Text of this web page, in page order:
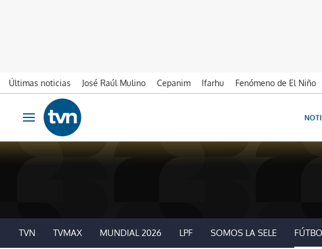
Últimas noticias José Raúl Mulino Cepanim Ifarhu Fenómeno de El Niño
Ir al contenido
Obrir navegació
TVN TVMAX MUNDIAL 2026 LPF SOMOS LA SELE